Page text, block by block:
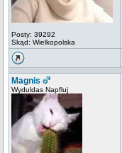
Posty: 39292
Skąd: Wielkopolska
Magnis
Wyduldas Napfluj